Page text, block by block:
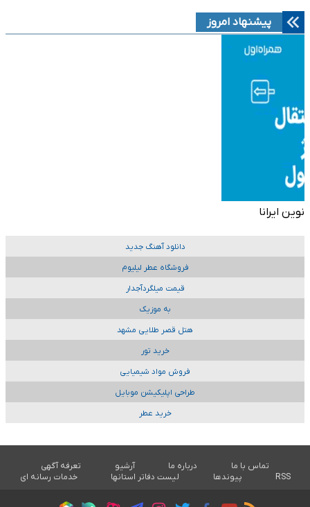
پیشنهاد امروز
نوین ایرانا
دانلود آهنگ جدید
فروشگاه عطر لیلیوم
قیمت میلگردآجدار
به موزیک
هتل قصر طلایی مشهد
خرید تور
فروش مواد شیمیایی
طراحی اپلیکیشن موبایل
خرید عطر
تماس با ما درباره ما آرشیو
تعرفه آگهی
RSS
پیوندها لیست دفاتر استانها خدمات رسانه ای